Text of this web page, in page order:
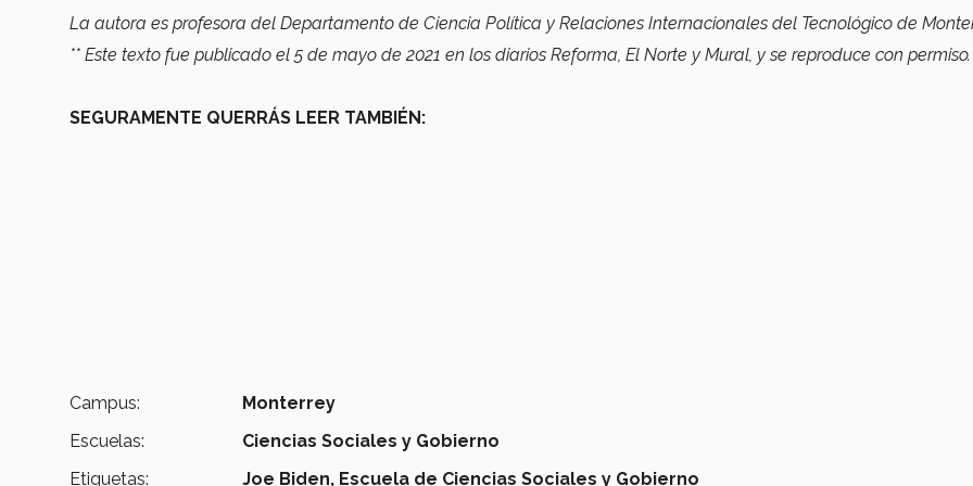
La autora es profesora del Departamento de Ciencia Política y Relaciones Internacionales del Tecnológico de
** Este texto fue publicado el 5 de mayo de 2021 en los diarios Reforma, El Norte y Mural, y se reproduce con permiso.
SEGURAMENTE QUERRÁS LEER TAMBIÉN:
Campus:
Monterrey
Escuelas:
Ciencias Sociales y Gobierno
Etiquetas:
Joe Biden, Escuela de Ciencias Sociales y Gobierno